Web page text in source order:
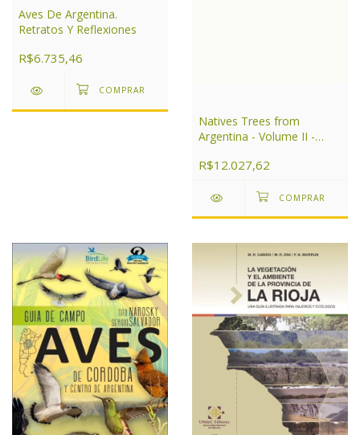
Aves De Argentina.
Retratos Y Reflexiones
R$6.735,46
Natives Trees from
Argentina - Volume II -
R$12.027,62